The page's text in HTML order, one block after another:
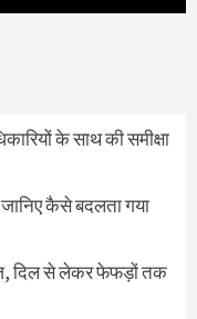
के साथ की समीक्षा
कैसे बदलता गया
दिल से लेकर फेफड़ों तक